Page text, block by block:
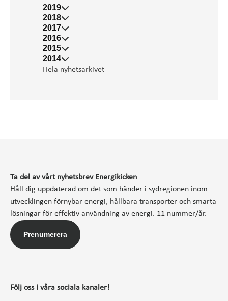
2019
2018
2017
2016
2015
2014
Hela nyhetsarkivet
Ta del av vårt nyhetsbrev Energikicken
Håll dig uppdaterad om det som händer i sydregionen inom
utvecklingen förnybar energi, hållbara transporter och smarta
lösningar för effektiv användning av energi. 11 nummer/år.
Prenumerera
Följ oss i våra sociala kanaler!